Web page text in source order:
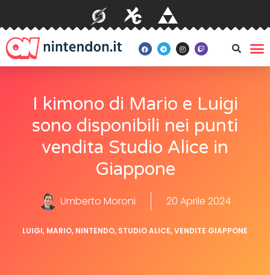
I kimono di Mario e Luigi
sono disponibili nei punti
vendita Studio Alice in
Giappone
Umberto Moroni 20 Aprile 2024
LUIGI, MARIO, NINTENDO, STUDIO ALICE,VENDITE GIAPPONE